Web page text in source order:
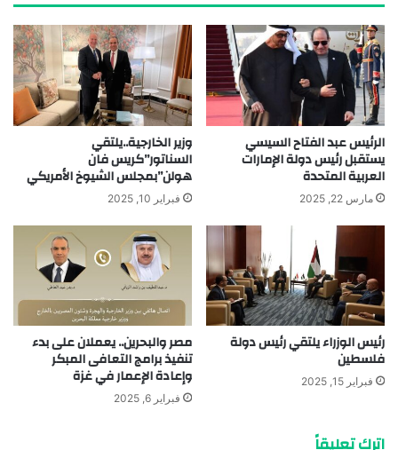
الرئيس عبد الفتاح السيسي
يستقبل رئيس دولة الإمارات
العربية المتحدة
مارس 22, 2025
وزير الخارجية..يلتقي
السناتور”كريس فان
هولن”بمجلس الشيوخ الأمريكي
فبراير 10, 2025
رئيس الوزراء يلتقي رئيس دولة
فلسطين
فبراير 15, 2025
مصر والبحرين.. يعملان على بدء
تنفيذ برامج التعافى المبكر
وإعادة الإعمار في غزة
فبراير 6, 2025
اترك تعليقاً